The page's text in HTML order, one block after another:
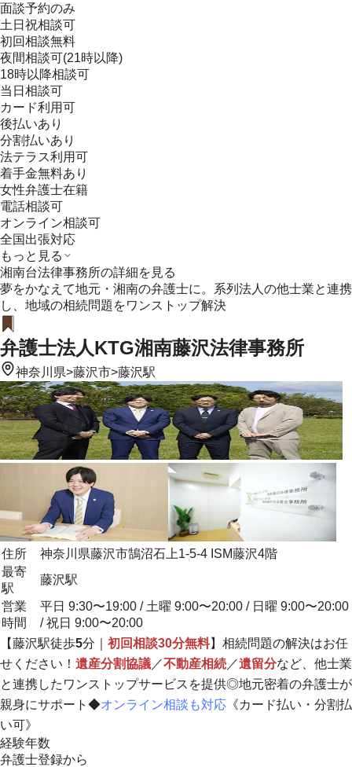
面談予約のみ
土日祝相談可
初回相談無料
夜間相談可(21時以降)
18時以降相談可
当日相談可
カード利用可
後払いあり
分割払いあり
法テラス利用可
着手金無料あり
女性弁護士在籍
電話相談可
オンライン相談可
全国出張対応
もっと見る
湘南台法律事務所の詳細を見る
夢をかなえて地元・湘南の弁護士に。系列法人の他士業と連携
し、地域の相続問題をワンストップ解決
弁護士法人KTG湘南藤沢法律事務所
神奈川県>藤沢市>藤沢駅
住所
神奈川県藤沢市鵠沼石上1-5-4 ISM藤沢4階
最寄
駅
藤沢駅
営業
時間
平日 9:30〜19:00 / 土曜 9:00〜20:00 / 日曜 9:00〜20:00
/ 祝日 9:00〜20:00
【藤沢駅徒歩5分｜ 初回相談30分無料】相続問題の解決はお任
せください！ 遺産分割協議 ／不動産相続 ／遺留分など、他士業
と連携したワンストップサービスを提供◎地元密着の弁護士が
親身にサポート ◆オンライン相談も対応 《カード払い・分割払
い可》
経験年数
弁護士登録から